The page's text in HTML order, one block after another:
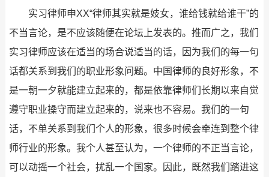
实习律师申XX“律师其实就是妓女，谁给钱就给谁干”的
不当言论，是不应该随便在论坛上发表的。推而广之，我们
实习律师应该在适当的场合说适当的话，因为我们的每一句
话都关系到我们的职业形象问题。中国律师的良好形象，不
是一朝一夕就能建立起来的，都是依靠律师们长期以来自觉
遵守职业操守而建立起来的，说来也不容易。我们的一句
话，不单关系到我们个人的形象，很多时候会牵连到整个律
师行业的形象。我个人甚至认为，一个律师的不正当言论，
可以动摇一个社会，扰乱一个国家。因此，既然我们踏进这